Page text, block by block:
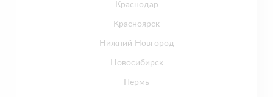
Краснодар
Красноярск
Нижний Новгород
Новосибирск
Пермь